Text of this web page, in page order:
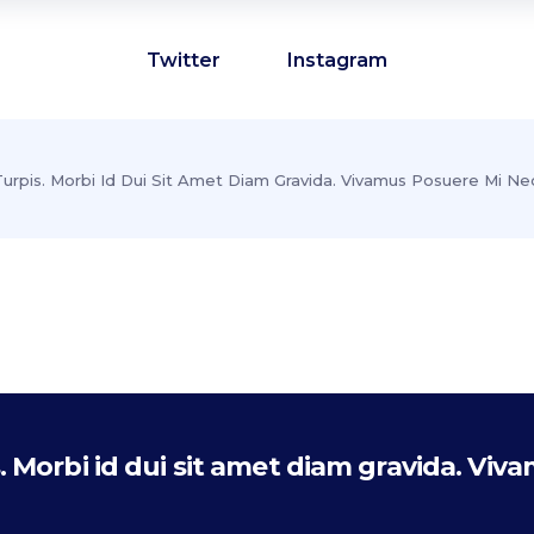
Twitter Instagram
Morbi Id Dui Sit Amet Diam Gravida. Vivamus Posuere Mi
id dui sit amet diam gravida.